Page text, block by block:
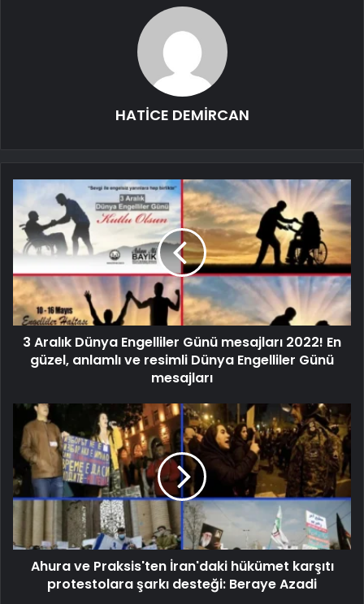
HATİCE DEMİRCAN
3 Aralık Dünya Engelliler Günü mesajları 2022! En
güzel, anlamlı ve resimli Dünya Engelliler Günü
mesajları
Ahura ve Praksis'ten İran'daki hükümet karşıtı
protestolara şarkı desteği: Beraye Azadi